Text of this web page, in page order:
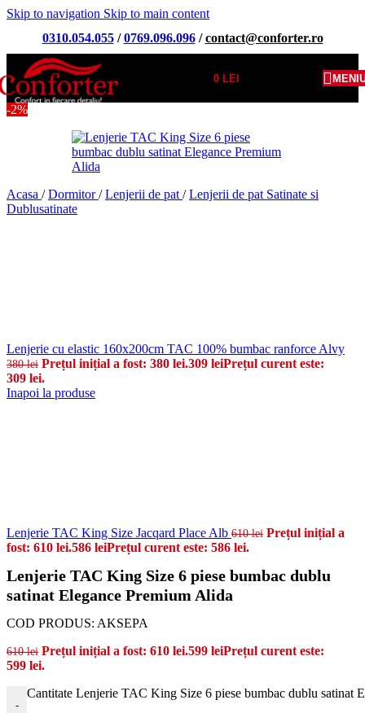
Skip to navigation Skip to main content
0310.054.055/0769.096.096/contact@conforter.ro
0 LEI
-2%
Acasa / Dormitor/ Lenjerii de pat / Lenjerii de pat Satinate si
Dublusatinate
Lenjerie cu elastic 160x200cm TAC 100% bumbac ranforce Alvy
380lei Prețul inițial a fost: 380 lei.309 leiPrețul curent este:
309 lei.
Inapoi la produse
Lenjerie TAC King Size Jacqard Place Alb 610lei Prețul inițial a
fost: 610 lei.586 leiPrețul curent este: 586 lei.
Lenjerie TAC King Size 6 piese bumbac dublu
satinat Elegance Premium Alida
COD PRODUS: AKSEPA
610lei Prețul inițial a fost: 610 lei.599 leiPrețul curent este:
599 lei.
-
Cantitate Lenjerie TAC King Size 6 piese bumbac dublu satinat